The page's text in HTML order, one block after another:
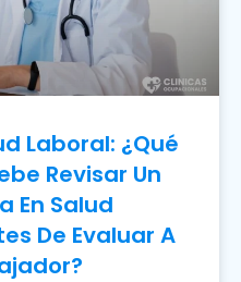
Laboral: ¿Qué
Revisar Un
En Salud
De Evaluar A